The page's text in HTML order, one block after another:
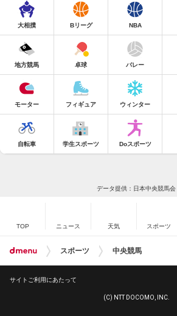
大相撲 Bリーグ NBA
地方競馬 卓球 バレー
モーター フィギュア ウィンター
自転車 学生スポーツ Doスポーツ
データ提供：日本中央競馬会
TOP ニュース 天気 スポーツ
スポーツ 中央競馬
サイトご利用にあたって
(C) NTT DOCOMO, INC.